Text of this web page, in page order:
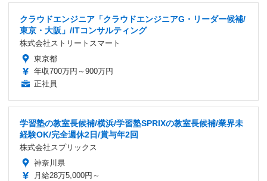
クラウドエンジニア「クラウドエンジニアG・リーダー候補/
東京・大阪」/ITコンサルティング
株式会社ストリートスマート
東京都
年収700万円～900万円
正社員
学習塾の教室長候補/横浜/学習塾SPRIXの教室長候補/業界未
経験OK/完全週休2日/賞与年2回
株式会社スプリックス
神奈川県
月給28万5,000円～